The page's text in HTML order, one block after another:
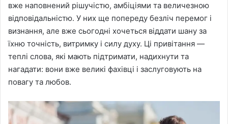
вже наповнений рішучістю, амбіціями та величезною
відповідальністю. У них ще попереду безліч перемог і
визнання, але вже сьогодні хочеться віддати шану за
їхню точність, витримку і силу духу. Ці привітання —
теплі слова, які мають підтримати, надихнути та
нагадати: вони вже великі фахівці і заслуговують на
повагу та любов.